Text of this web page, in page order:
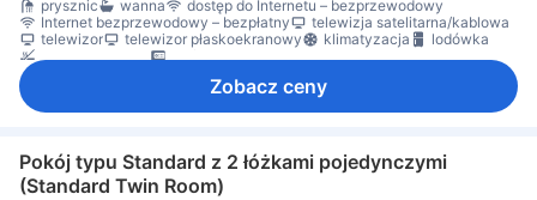
prysznic
wanna
dostęp do Internetu – bezprzewodowy
Internet bezprzewodowy – bezpłatny
telewizja satelitarna/kablowa
telewizor
telewizor płaskoekranowy klimatyzacja
lodówka
Dla niepalących
sejf w pokoju
Zobacz ceny
Pokój typu Standard z 2 łóżkami pojedynczymi
(Standard Twin Room)